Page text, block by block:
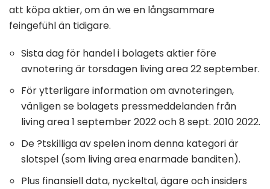
att köpa aktier, om än we en långsammare
feingefühl än tidigare.
Sista dag för handel i bolagets aktier före
avnotering är torsdagen living area 22 september.
För ytterligare information om avnoteringen,
vänligen se bolagets pressmeddelanden från
living area 1 september 2022 och 8 sept. 2010 2022.
De ?tskilliga av spelen inom denna kategori är
slotspel (som living area enarmade banditen).
Plus finansiell data, nyckeltal, ägare och insiders